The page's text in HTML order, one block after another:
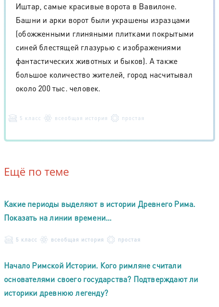
Иштар, самые красивые ворота в Вавилоне.
Башни и арки ворот были украшены изразцами
(обожженными глиняными плитками покрытыми
синей блестящей глазурью с изображениями
фантастических животных и быков). А также
большое количество жителей, город насчитывал
около 200 тыс. человек.
5 класс всеобщая история простая
Ещё по теме
Какие периоды выделяют в истории Древнего Рима.
Показать на линии времени…
5 класс всеобщая история простая
Начало Римской Истории. Кого римляне считали
основателями своего государства? Подтверждают ли
историки древнюю легенду?